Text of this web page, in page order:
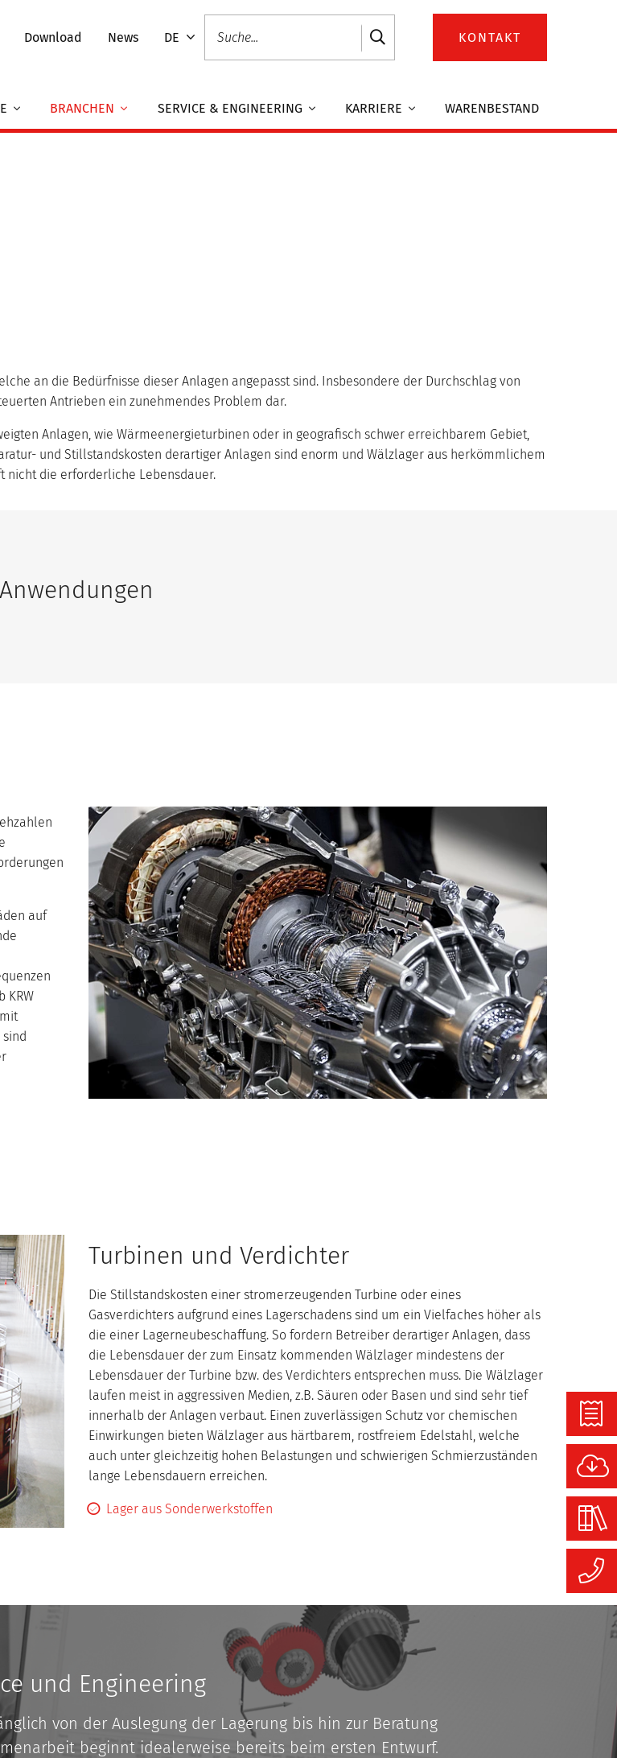
Download News DE KONTAKT
BRANCHEN SERVICE & ENGINEERING KARRIERE WARENBESTAND
an die Bedürfnisse dieser Anlagen angepasst sind. Insbesondere der Durchschlag von
Antrieben ein zunehmendes Problem dar.
Anlagen, wie Wärmeenergieturbinen oder in geografisch schwer erreichbarem Gebiet,
und Stillstandskosten derartiger Anlagen sind enorm und Wälzlager aus herkömmlichem
nicht die erforderliche Lebensdauer.
Anwendungen
auf
KRW
Turbinen und Verdichter
Die Stillstandskosten einer stromerzeugenden Turbine oder eines
Gasverdichters aufgrund eines Lagerschadens sind um ein Vielfaches höher als
die einer Lagerneubeschaffung. So fordern Betreiber derartiger Anlagen, dass
die Lebensdauer der zum Einsatz kommenden Wälzlager mindestens der
Lebensdauer der Turbine bzw. des Verdichters entsprechen muss. Die Wälzlager
laufen meist in aggressiven Medien, z.B. Säuren oder Basen und sind sehr tief
innerhalb der Anlagen verbaut. Einen zuverlässigen Schutz vor chemischen
Einwirkungen bieten Wälzlager aus härtbarem, rostfreiem Edelstahl, welche
auch unter gleichzeitig hohen Belastungen und schwierigen Schmierzuständen
lange Lebensdauern erreichen.
Lager aus Sonderwerkstoffen
und Engineering
von der Auslegung der Lagerung bis hin zur Beratung
beginnt idealerweise bereits beim ersten Entwurf.